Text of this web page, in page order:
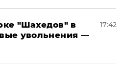
"Шахедов" в
увольнения —
17:42